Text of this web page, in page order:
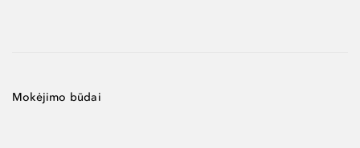
Mokėjimo būdai